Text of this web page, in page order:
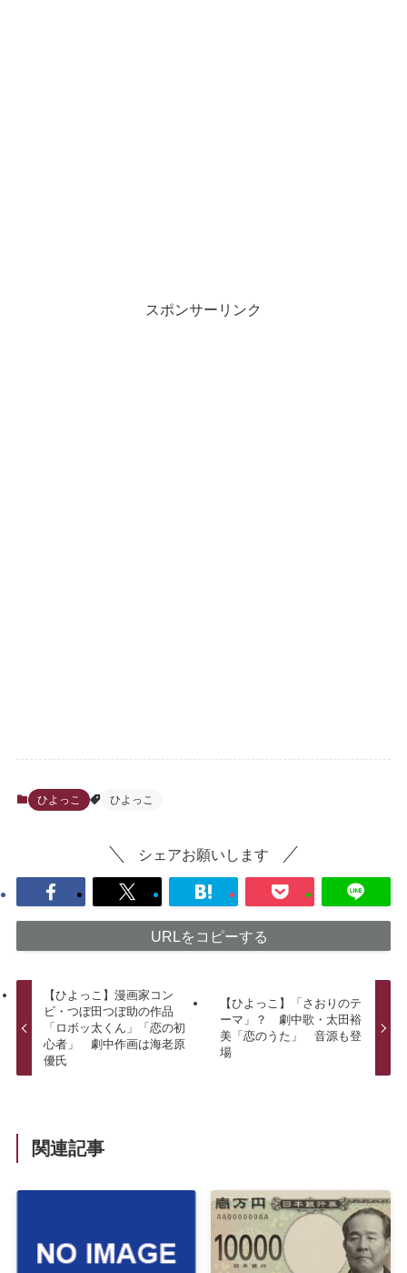
スポンサーリンク
ひよっこ ひよっこ
シェアお願いします
URLをコピーする
【ひよっこ】漫画家コン
ビ・つぼ田つぼ助の作品
「ロボッ太くん」「恋の初
心者」 劇中作画は海老原
優氏
【ひよっこ】「さおりのテ
ーマ」？ 劇中歌・太田裕
美「恋のうた」 音源も登
場
関連記事